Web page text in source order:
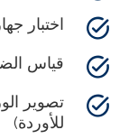
اختبار
قياس
تصوير
للأوردة)